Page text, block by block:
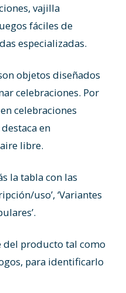
vajilla
fáciles de
especializadas.
objetos diseñados
celebraciones. Por
celebraciones
en
libre.
la tabla con las
uso’, ‘Variantes
del producto tal como
para identificarlo